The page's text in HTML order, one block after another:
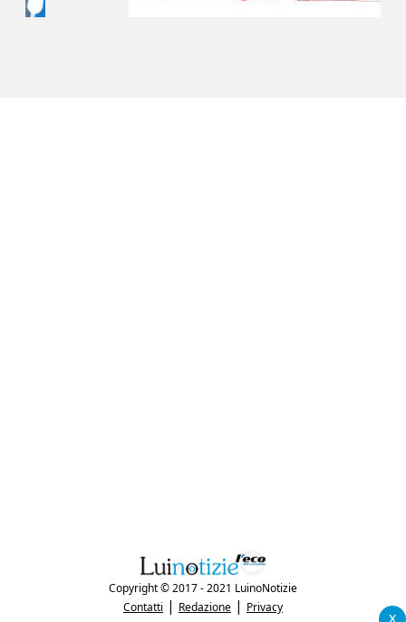
x
Copyright © 2017 - 2021 LuinoNotizie
Contatti | Redazione | Privacy